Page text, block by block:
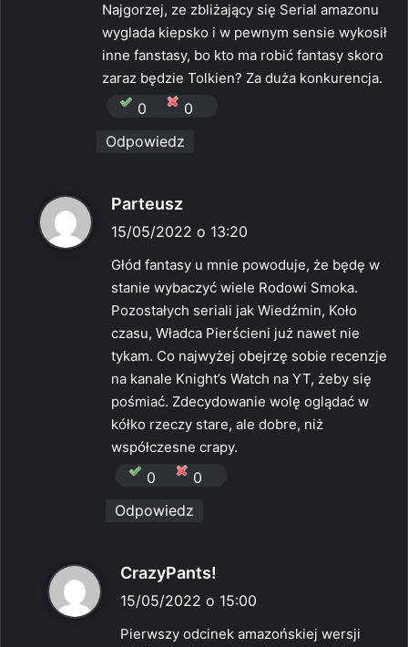
Najgorzej, ze zbliżający się Serial amazonu
wyglada kiepsko i w pewnym sensie wykosił
inne fanstasy, bo kto ma robić fantasy skoro
zaraz będzie Tolkien? Za duża konkurencja.
0
0
Odpowiedz
Parteusz
i
e
:
15/05/2022 o 13:20
Głód fantasy u mnie powoduje, że będę w
stanie wybaczyć wiele Rodowi Smoka.
Pozostałych seriali jak Wiedźmin, Koło
czasu, Władca Pierścieni już nawet nie
tykam. Co najwyżej obejrzę sobie recenzje
na kanale Knight’s Watch na YT, żeby się
pośmiać. Zdecydowanie wolę oglądać w
kółko rzeczy stare, ale dobre, niż
współczesne crapy.
0
0
Odpowiedz
CrazyPants!
15/05/2022 o 15:00
Pierwszy odcinek amazońskiej wersji